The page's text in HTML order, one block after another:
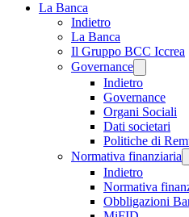
La Banca
Indietro
La Banca
Il Gruppo BCC Iccrea
Governance
Indietro
Governance
Organi Sociali
Dati societari
Politiche di
Normativa finanziaria
Indietro
Normativa
Obbligazioni